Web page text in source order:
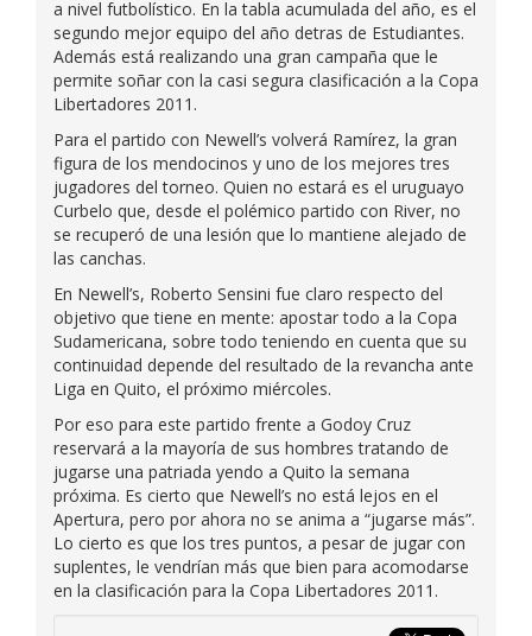
a nivel futbolístico. En la tabla acumulada del año, es el
segundo mejor equipo del año detras de Estudiantes.
Además está realizando una gran campaña que le
permite soñar con la casi segura clasificación a la Copa
Libertadores 2011.
Para el partido con Newell’s volverá Ramírez, la gran
figura de los mendocinos y uno de los mejores tres
jugadores del torneo. Quien no estará es el uruguayo
Curbelo que, desde el polémico partido con River, no
se recuperó de una lesión que lo mantiene alejado de
las canchas.
En Newell’s, Roberto Sensini fue claro respecto del
objetivo que tiene en mente: apostar todo a la Copa
Sudamericana, sobre todo teniendo en cuenta que su
continuidad depende del resultado de la revancha ante
Liga en Quito, el próximo miércoles.
Por eso para este partido frente a Godoy Cruz
reservará a la mayoría de sus hombres tratando de
jugarse una patriada yendo a Quito la semana
próxima. Es cierto que Newell’s no está lejos en el
Apertura, pero por ahora no se anima a “jugarse más”.
Lo cierto es que los tres puntos, a pesar de jugar con
suplentes, le vendrían más que bien para acomodarse
en la clasificación para la Copa Libertadores 2011.